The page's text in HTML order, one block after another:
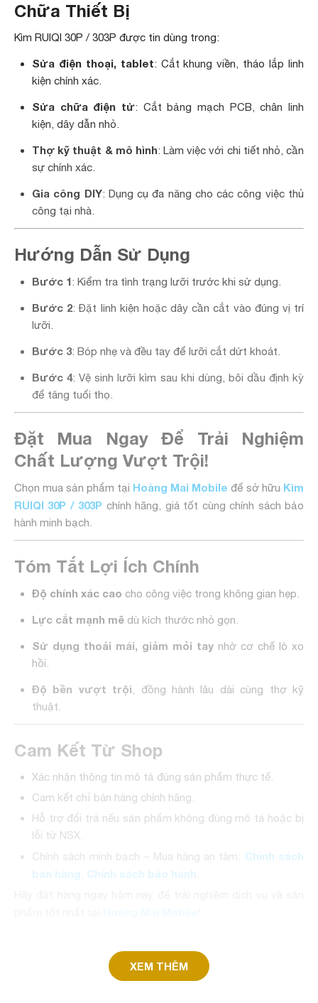
Chữa Thiết Bị
Kìm RUIQI 30P / 303P được tin dùng trong:
Sửa điện thoại, tablet: Cắt khung viền, tháo lắp linh
kiện chính xác.
Sửa chữa điện tử: Cắt bảng mạch PCB, chân linh
kiện, dây dẫn nhỏ.
Thợ kỹ thuật & mô hình: Làm việc với chi tiết nhỏ, cần
sự chính xác.
Gia công DIY: Dụng cụ đa năng cho các công việc thủ
công tại nhà.
Hướng Dẫn Sử Dụng
Bước 1: Kiểm tra tình trạng lưỡi trước khi sử dụng.
Bước 2: Đặt linh kiện hoặc dây cần cắt vào đúng vị trí
lưỡi.
Bước 3: Bóp nhẹ và đều tay để lưỡi cắt dứt khoát.
Bước 4: Vệ sinh lưỡi kìm sau khi dùng, bôi dầu định kỳ
để tăng tuổi thọ.
Đặt Mua Ngay Để Trải Nghiệm
Chất Lượng Vượt Trội!
Chọn mua sản phẩm tại Hoàng Mai Mobile để sở hữu Kìm
RUIQI 30P / 303P chính hãng, giá tốt cùng chính sách bảo
hành minh bạch.
Tóm Tắt Lợi Ích Chính
Độ chính xác cao cho công việc trong không gian hẹp.
Lực cắt mạnh mẽ dù kích thước nhỏ gọn.
Sử dụng thoải mái, giảm mỏi tay nhờ cơ chế lò xo
hồi.
Độ bền vượt trội , đồng hành lâu dài cùng thợ kỹ
thuật.
Cam Kết Từ Shop
Xác nhận thông tin mô tả đúng sản phẩm thực tế.
Cam kết chỉ bán hàng chính hãng.
Hỗ trợ đổi trả nếu sản phẩm không đúng mô tả hoặc bị
lỗi từ NSX.
Chính sách minh bạch – Mua hàng an tâm: Chính sách
bán hàng Chính sách bảo hành
XEM THÊM